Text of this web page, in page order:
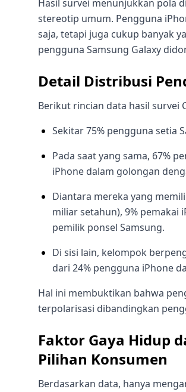
Hasil survei menunjukkan pola
stereotip umum. Pengguna
saja, tetapi juga cukup banyak
pengguna Samsung Galaxy
Detail Distribusi
Berikut rincian data hasil survei
Sekitar 75% pengguna setia
Pada saat yang sama, 67%
iPhone dalam golongan
Diantara mereka yang
miliar setahun), 9% pemakai
pemilik ponsel Samsung.
Di sisi lain, kelompok
dari 24% pengguna iPhone
Hal ini membuktikan bahwa
terpolarisasi dibandingkan
Faktor Gaya Hidup
Pilihan Konsumen
Berdasarkan data, hanya